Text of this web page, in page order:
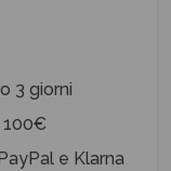
3 giorni
100€
e Klarna